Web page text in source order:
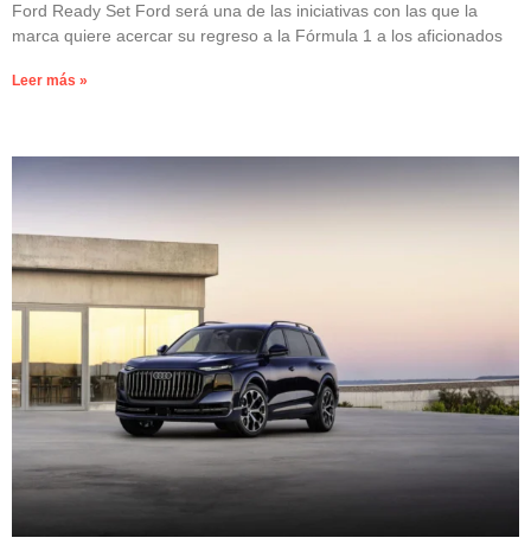
Ford Ready Set Ford será una de las iniciativas con las que la
marca quiere acercar su regreso a la Fórmula 1 a los aficionados
Leer más »